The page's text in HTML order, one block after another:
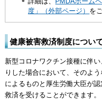
度」（外部ページ） を
健康被害救済制度につい
新型コロナワクチン接種に伴
りした場合において、そのよ
によるものと厚生労働大臣が
救済を受けることができます。